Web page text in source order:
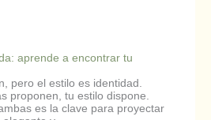
aprende a encontrar tu
pero el estilo es identidad.
proponen, tu estilo dispone.
es la clave para proyectar